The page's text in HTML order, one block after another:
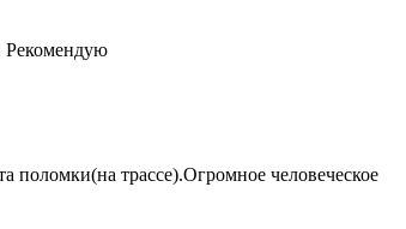
Рекомендую
поломки(на трассе).Огромное человеческое